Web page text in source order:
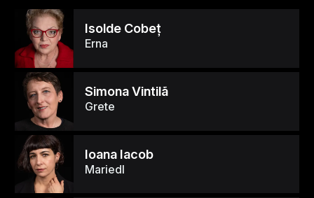
Isolde Cobeţ
Erna
Simona Vintilã
Grete
Ioana Iacob
Mariedl